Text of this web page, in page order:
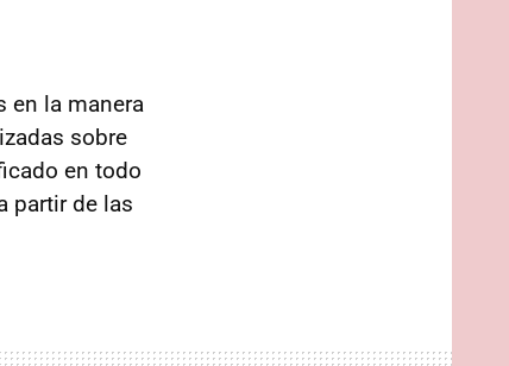
en la manera
sobre
en todo
partir de las